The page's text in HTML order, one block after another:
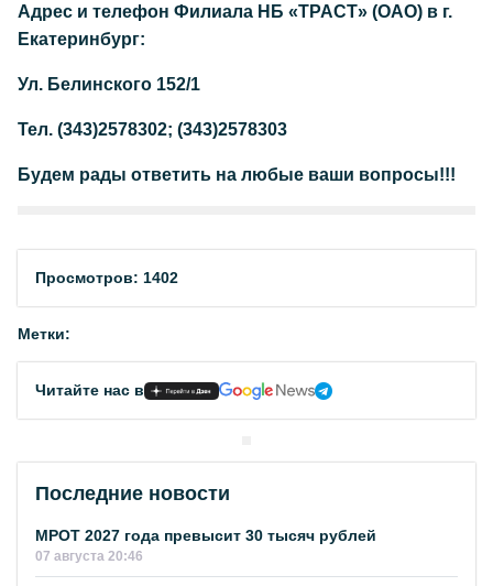
Адрес и телефон Филиала НБ «ТРАСТ» (ОАО) в г.
Екатеринбург:
Ул. Белинского 152/1
Тел. (343)2578302; (343)2578303
Будем рады ответить на любые ваши вопросы!!!
Просмотров: 1402
Метки:
Читайте нас в
Последние новости
МРОТ 2027 года превысит 30 тысяч рублей
07 августа 20:46